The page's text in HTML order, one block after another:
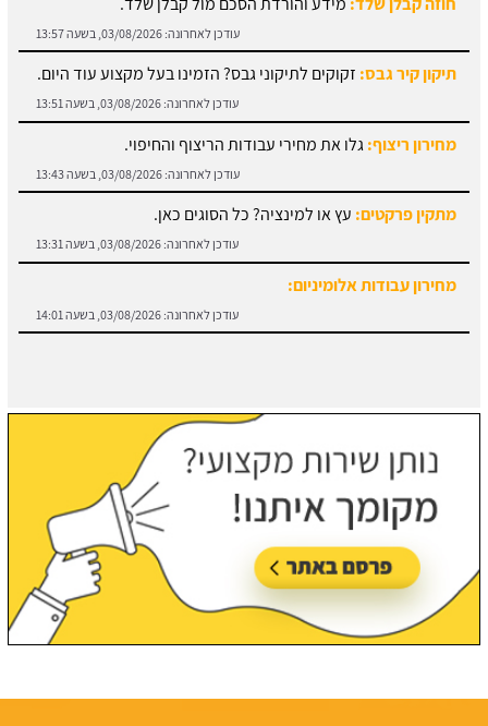
עודכן לאחרונה: 03/08/2026, בשעה 13:57
תיקון קיר גבס: זקוקים לתיקוני גבס? הזמינו בעל מקצוע עוד היום.
עודכן לאחרונה: 03/08/2026, בשעה 13:51
מחירון ריצוף:גלו את מחירי עבודות הריצוף והחיפוי.
עודכן לאחרונה: 03/08/2026, בשעה 13:43
מתקין פרקטים: עץ או למינציה? כל הסוגים כאן.
עודכן לאחרונה: 03/08/2026, בשעה 13:31
מחירון עבודות אלומיניום:
עודכן לאחרונה: 03/08/2026, בשעה 14:01